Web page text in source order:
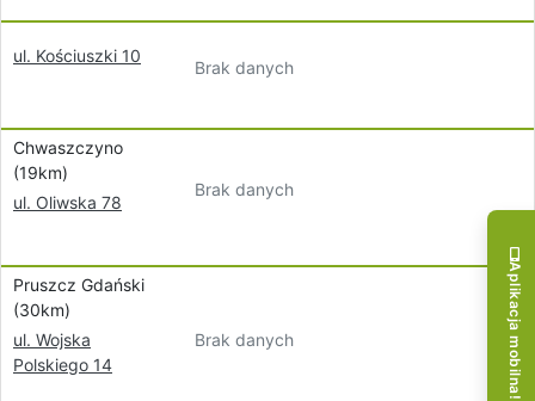
ul. Kościuszki 10
Brak danych
Chwaszczyno
(19km)
ul. Oliwska 78
Brak danych
Pruszcz Gdański
(30km)
ul. Wojska
Polskiego 14
Brak danych Aplikacja mobilna!